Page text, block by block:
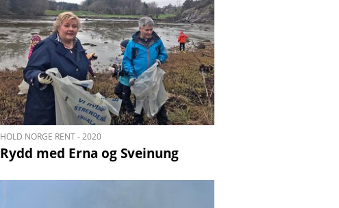
HOLD NORGE RENT - 2020
Rydd med Erna og Sveinung